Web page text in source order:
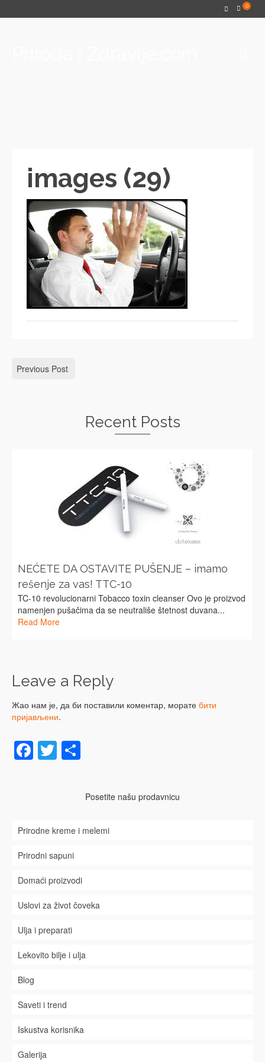
0
images (29)
Previous Post
Recent Posts
NEĆETE DA OSTAVITE PUŠENJE – imamo
rešenje za vas! TTC-10
TC-10 revolucionarni Tobacco toxin cleanser Ovo je proizvod
namenjen pušačima da se neutrališe štetnost duvana...
Read More
Leave a Reply
Жао нам је, да би поставили коментар, морате бити
пријављени.
Facebook
Twitter
Posetite našu prodavnicu
Prirodne kreme i melemi
Prirodni sapuni
Domaći proizvodi
Uslovi za život čoveka
Ulja i preparati
Lekovito bilje i ulja
Blog
Saveti i trend
Iskustva korisnika
Galerija